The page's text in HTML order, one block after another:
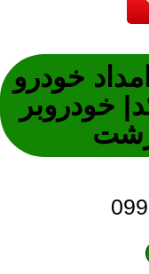
خودرو
کد| خودروبر